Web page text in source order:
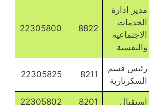
مدير ادارة
الخدمات
الاجتماعية
والنفسية
8822
22305800
رئيس قسم
السكرتارية
8211
22305825
استقبال 8201
22305802